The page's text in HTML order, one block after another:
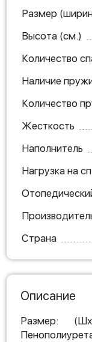
Размер
Высота (см.)
Количество
Наличие
Количество
Жесткость
Наполнитель
Нагрузка на
Страна
Описание
Размер: